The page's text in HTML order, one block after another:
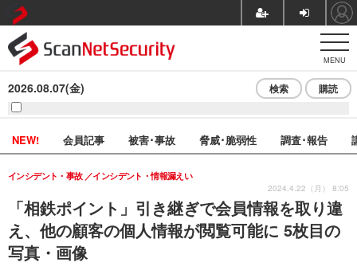
MENU
2026.08.07(金) 検索 購読
NEW! 会員記事 被害･事故 脅威･脆弱性 調査･報告
「相鉄ポイント」引き継ぎで会員情報を取り違
え、他の顧客の個人情報が閲覧可能に 5枚目の
写真・画像
インシデント・事故 インシデント・情報漏えい
2024.4.22（月） 8:05